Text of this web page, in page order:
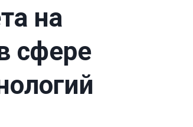
на
сфере